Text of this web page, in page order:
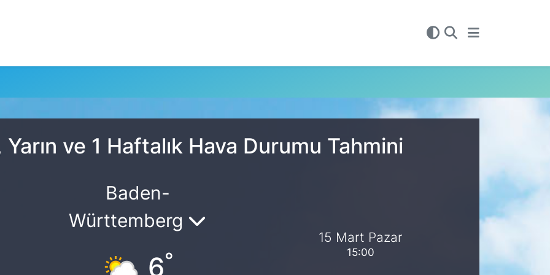
ve 1 Haftalık Hava Durumu Tahmini
Baden-
Württemberg
6°
15 Mart Pazar
15:00